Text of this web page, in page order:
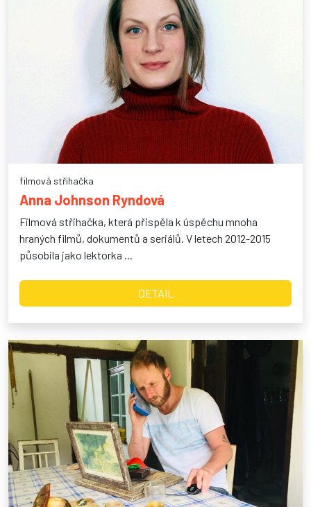
filmová střihačka
Anna Johnson Ryndová
Filmová střihačka, která přispěla k úspěchu mnoha
hraných filmů, dokumentů a seriálů. V letech 2012-2015
působila jako lektorka ...
DETAIL